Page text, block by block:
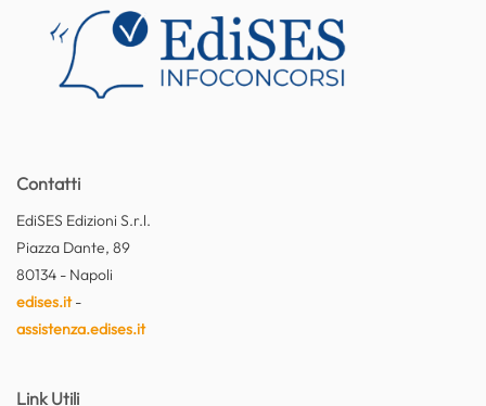
Contatti
EdiSES Edizioni S.r.l.
Piazza Dante, 89
80134 - Napoli
edises.it-
assistenza.edises.it
Link Utili